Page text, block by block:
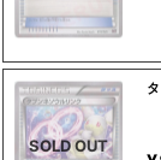
SOLD OUT